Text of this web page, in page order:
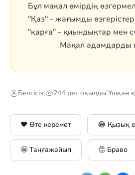
Бұл мақал өмірдің
"Қаз" - жағымды
"қарға" - қиындықтар мен
Мақал адамдарды
Белгісіз| 244 рет оқылды|Ұшқан
❤️ Өте керемет 😂 Қызық
🤩 Таңғажайып 👏 Браво